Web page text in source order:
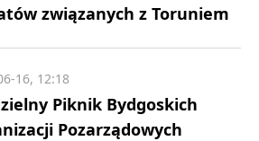
związanych z Toruniem
Piknik Bydgoskich
Pozarządowych
16, 12:18